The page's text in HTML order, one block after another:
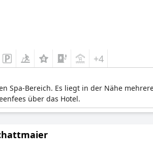
+4
Spa-Bereich. Es liegt in der Nähe
über das Hotel.